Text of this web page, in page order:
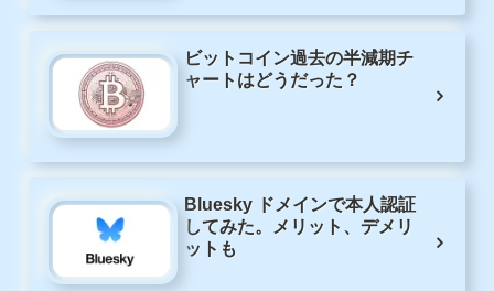
ビットコイン過去の半減期チ
ャートはどうだった？
Bluesky ドメインで本人認証
してみた。メリット、デメリ
ットも